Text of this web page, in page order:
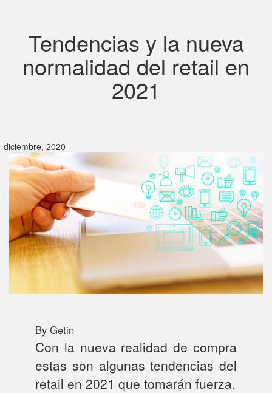
Tendencias y la nueva
normalidad del retail en
2021
diciembre, 2020
By Getin
Con la nueva realidad de compra
estas son algunas tendencias del
retail en 2021 que tomarán fuerza.